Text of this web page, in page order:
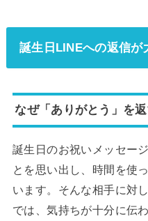
誕生日LINEへの返信が
なぜ「ありがとう」を
誕生日のお祝いメッセー
とを思い出し、時間を使
います。そんな相手に対
では、気持ちが十分に伝